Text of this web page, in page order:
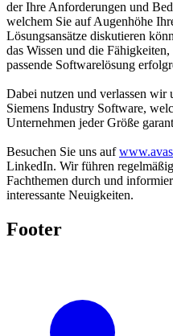
der Ihre Anforderungen und
welchem Sie auf Augenhöhe
Lösungsansätze diskutieren
das Wissen und die
passende Softwarelösung
Dabei nutzen und verlassen wir
Siemens Industry Software,
Unternehmen jeder Größe
Besuchen Sie uns auf
LinkedIn. Wir führen
Fachthemen durch und
interessante Neuigkeiten.
Footer